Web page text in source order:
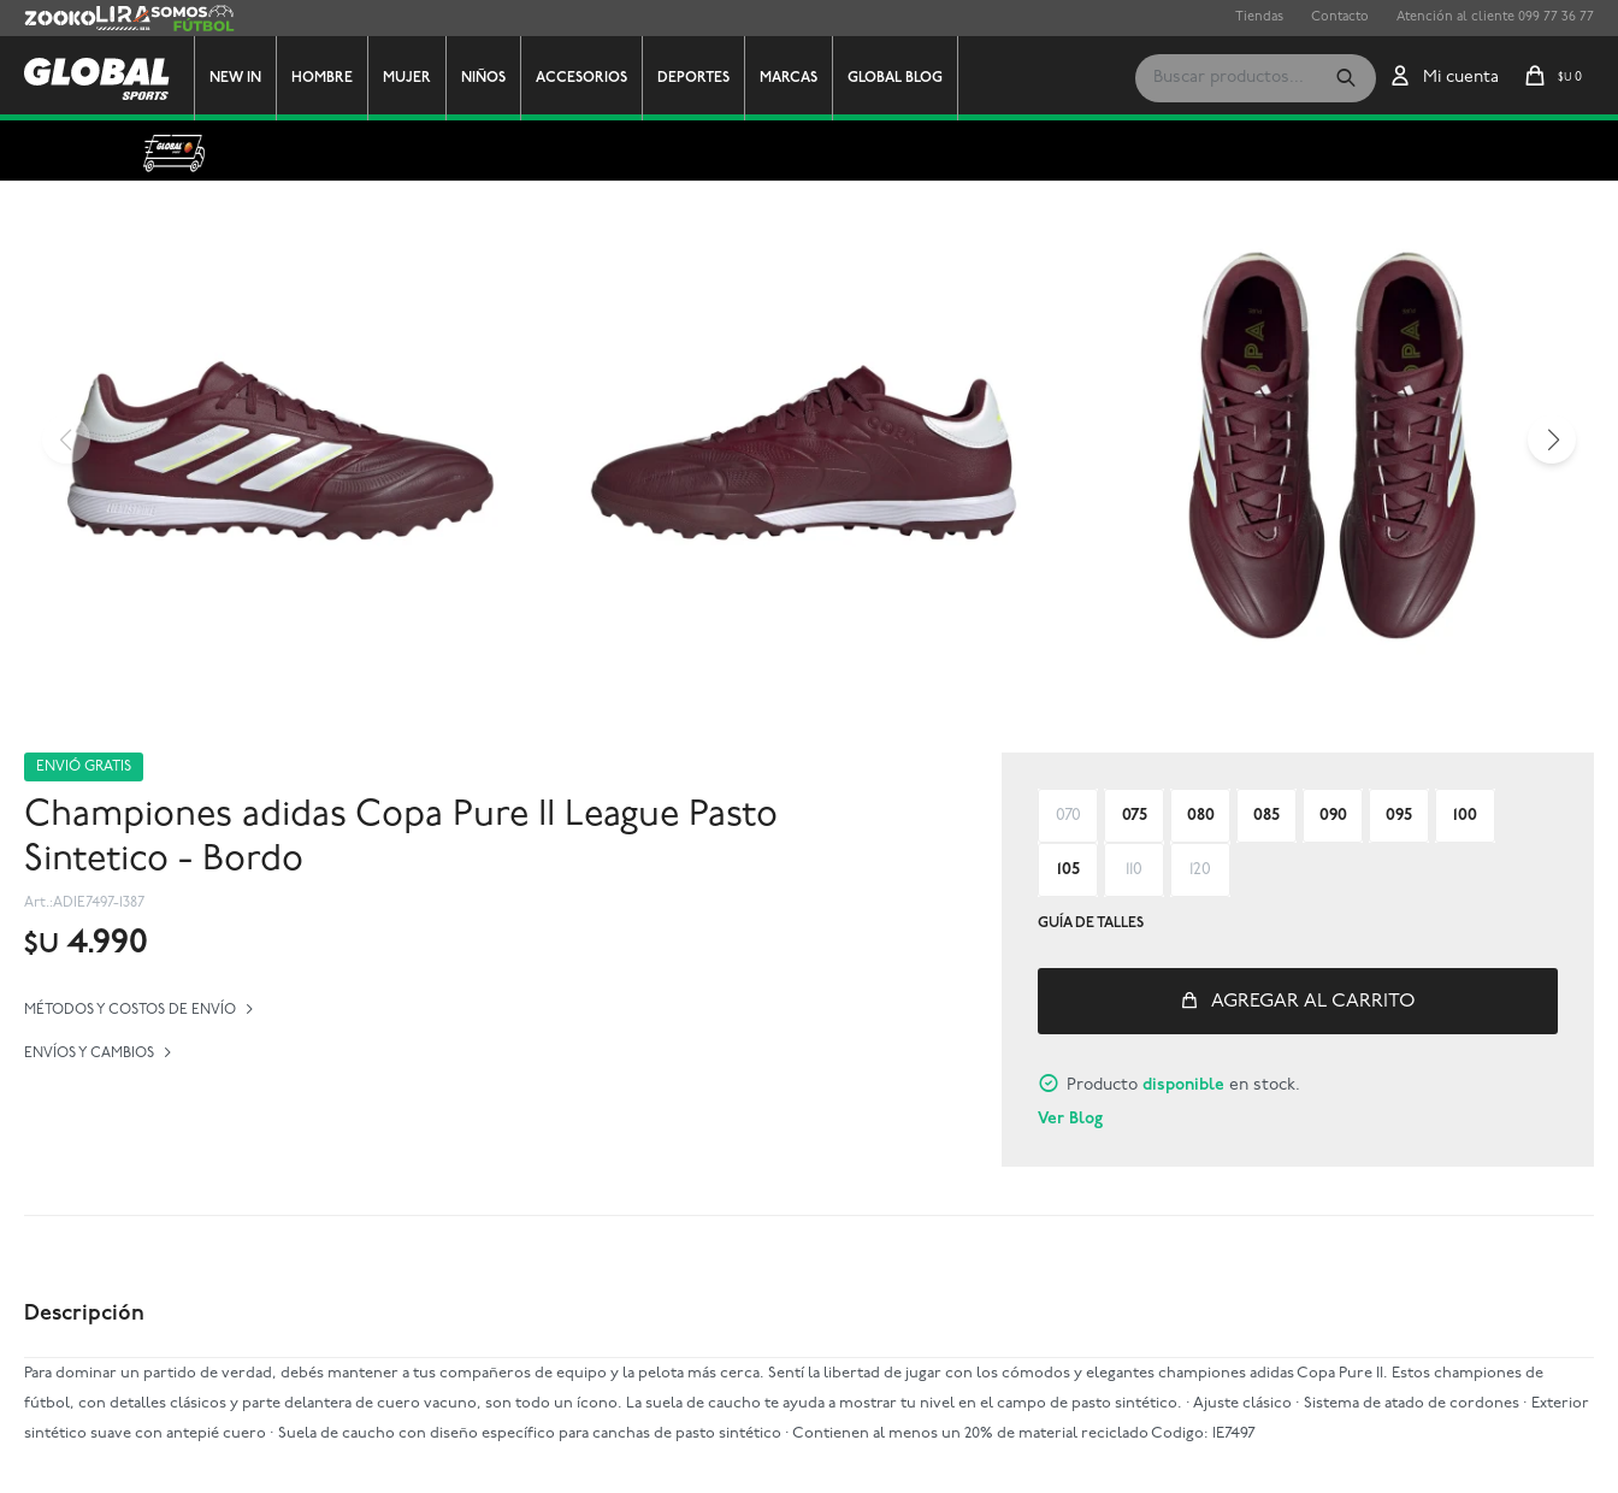
NEW IN HOMBRE MUJER NIÑOS ACCESORIOS DEPORTES MARCAS GLOBAL BLOG $U 0
Zooko Lira Somos Futbol Tiendas Contacto Atención al cliente 099 77 36 77
ENVIÓ GRATIS
Championes adidas Copa Pure II League Pasto
Sintetico - Bordo
ADIE7497-1387
$U 4.990
MÉTODOS Y COSTOS DE ENVÍO
ENVÍOS Y CAMBIOS
070 075 080 085 090 095 100
105 110 120
GUÍA DE TALLES
AGREGAR AL CARRITO
Productodisponible en stock.
Ver Blog
Descripción
Para dominar un partido de verdad, debés mantener a tus compañeros de equipo y la pelota más cerca. Sentí la libertad de jugar con los cómodos y elegantes championes adidas Copa Pure II. Estos championes de
fútbol, con detalles clásicos y parte delantera de cuero vacuno, son todo un ícono. La suela de caucho te ayuda a mostrar tu nivel en el campo de pasto sintético. · Ajuste clásico · Sistema de atado de cordones · Exterior
sintético suave con antepié cuero · Suela de caucho con diseño específico para canchas de pasto sintético · Contienen al menos un 20% de material reciclado Codigo: IE7497